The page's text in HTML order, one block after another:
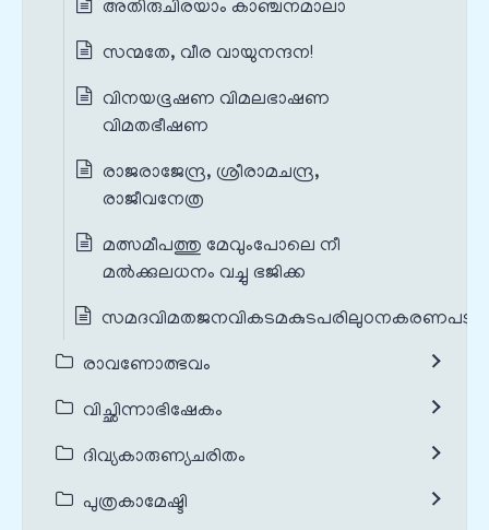
അതിരുചിരയാം കാഞ്ചനമാലാ
സന്മതേ, വീര വായുനന്ദന!
വിനയഭൂഷണ വിമലഭാഷണ
വിമതഭീഷണ
രാജരാജേന്ദ്ര, ശ്രീരാമചന്ദ്ര,
രാജീവനേത്ര
മത്സമീപത്തു മേവുംപോലെ നീ
മൽക്കുലധനം വച്ചു ഭജിക്ക
സമദവിമതജനവികടമകുടപരിലുഠനകരണപടു
രാവണോത്ഭവം
വിച്ഛിന്നാഭിഷേകം
ദിവ്യകാരുണ്യചരിതം
പുത്രകാമേഷ്ടി